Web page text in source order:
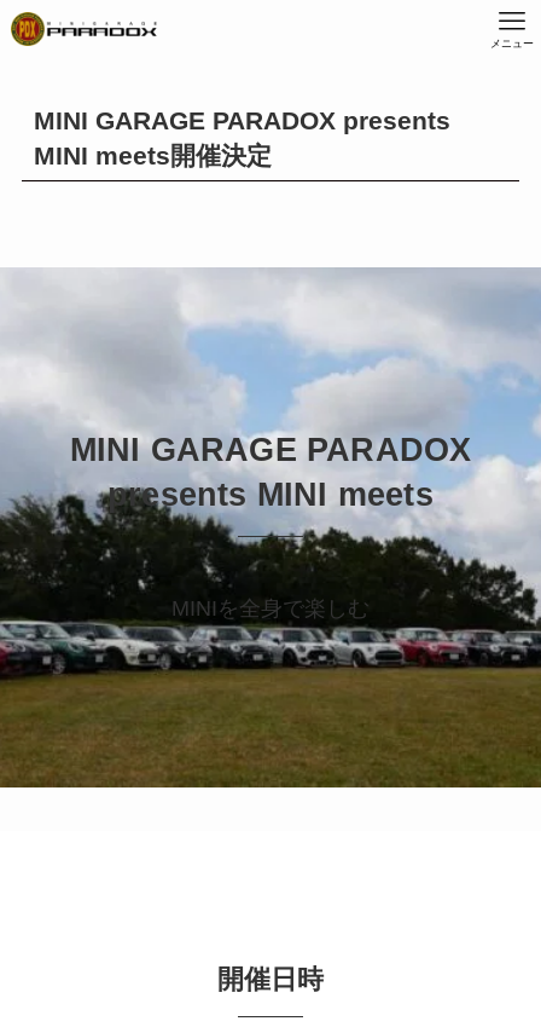
メニュー
MINI GARAGE PARADOX presents
MINI meets開催決定
MINI GARAGE PARADOX
presents MINI meets
MINIを全身で楽しむ
開催日時